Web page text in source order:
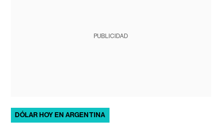
PUBLICIDAD
DÓLAR HOY EN ARGENTINA